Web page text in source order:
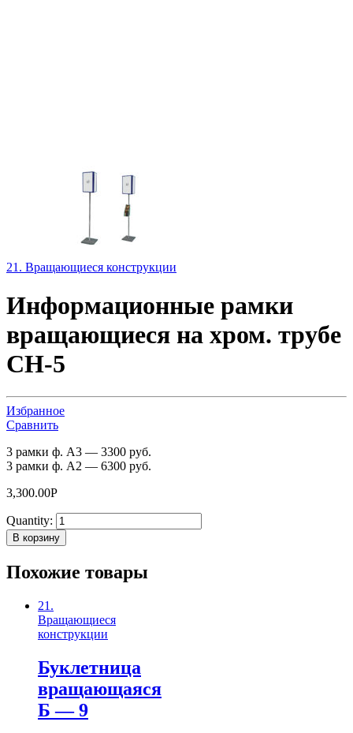
21. Вращающиеся конструкции
Информационные рамки
вращающиеся на хром. трубе
СН-5
Избранное
Сравнить
3 рамки ф. А3 — 3300 руб.
3 рамки ф. А2 — 6300 руб.
3,300.00Р
Quantity:
В корзину
Похожие товары
21.
Вращающиеся
конструкции
Буклетница
вращающаяся
Б — 9